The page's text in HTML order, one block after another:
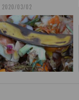
2020/03/02